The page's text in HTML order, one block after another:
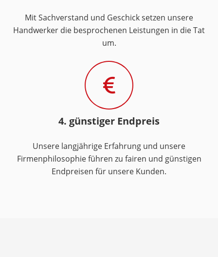
Mit Sachverstand und Geschick setzen unsere
Handwerker die besprochenen Leistungen in die Tat
um.
4. günstiger Endpreis
Unsere langjährige Erfahrung und unsere
Firmenphilosophie führen zu fairen und günstigen
Endpreisen für unsere Kunden.